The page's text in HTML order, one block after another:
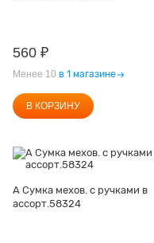
560 ₽
Менее 10 в 1 магазине
В КОРЗИНУ
А Сумка мехов. с ручками в
ассорт.58324